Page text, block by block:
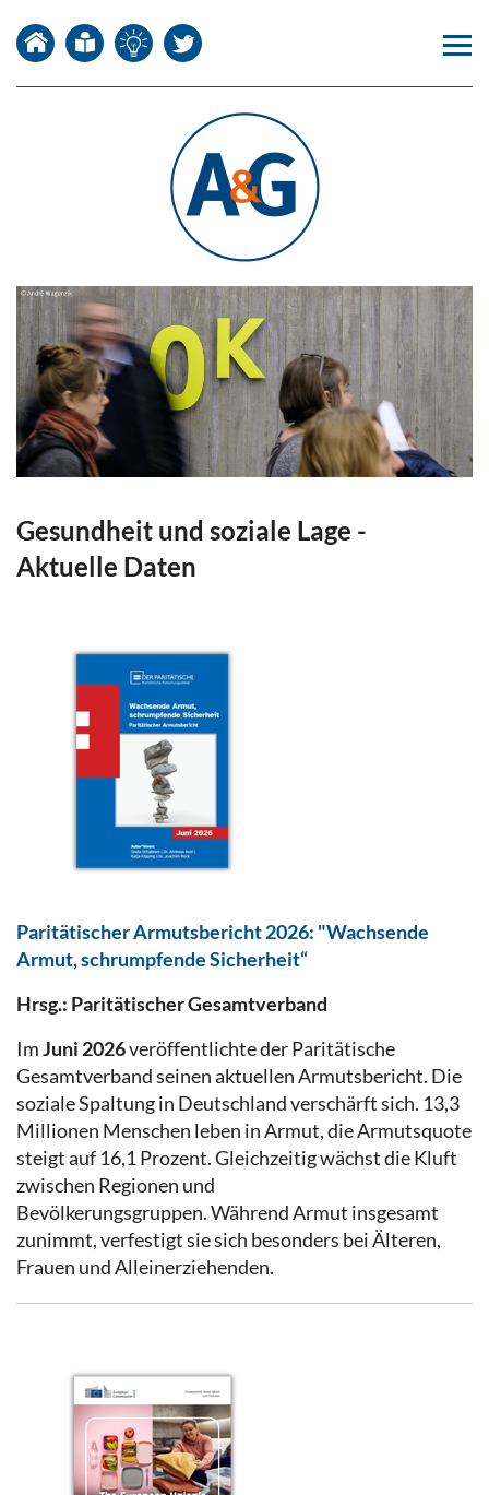
Gesundheit und soziale Lage -
Aktuelle Daten
Paritätischer Armutsbericht 2026: "Wachsende
Armut, schrumpfende Sicherheit“
Hrsg.: Paritätischer Gesamtverband
ImJuni 2026veröffentlichte der Paritätische
Gesamtverband seinen aktuellen Armutsbericht. Die
soziale Spaltung in Deutschland verschärft sich. 13,3
Millionen Menschen leben in Armut, die Armutsquote
steigt auf 16,1 Prozent. Gleichzeitig wächst die Kluft
zwischen Regionen und
Bevölkerungsgruppen. Während Armut insgesamt
zunimmt, verfestigt sie sich besonders bei Älteren,
Frauen und Alleinerziehenden.